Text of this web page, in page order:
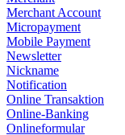
Merchant Account
Micropayment
Mobile Payment
Newsletter
Nickname
Notification
Online Transaktion
Online-Banking
Onlineformular